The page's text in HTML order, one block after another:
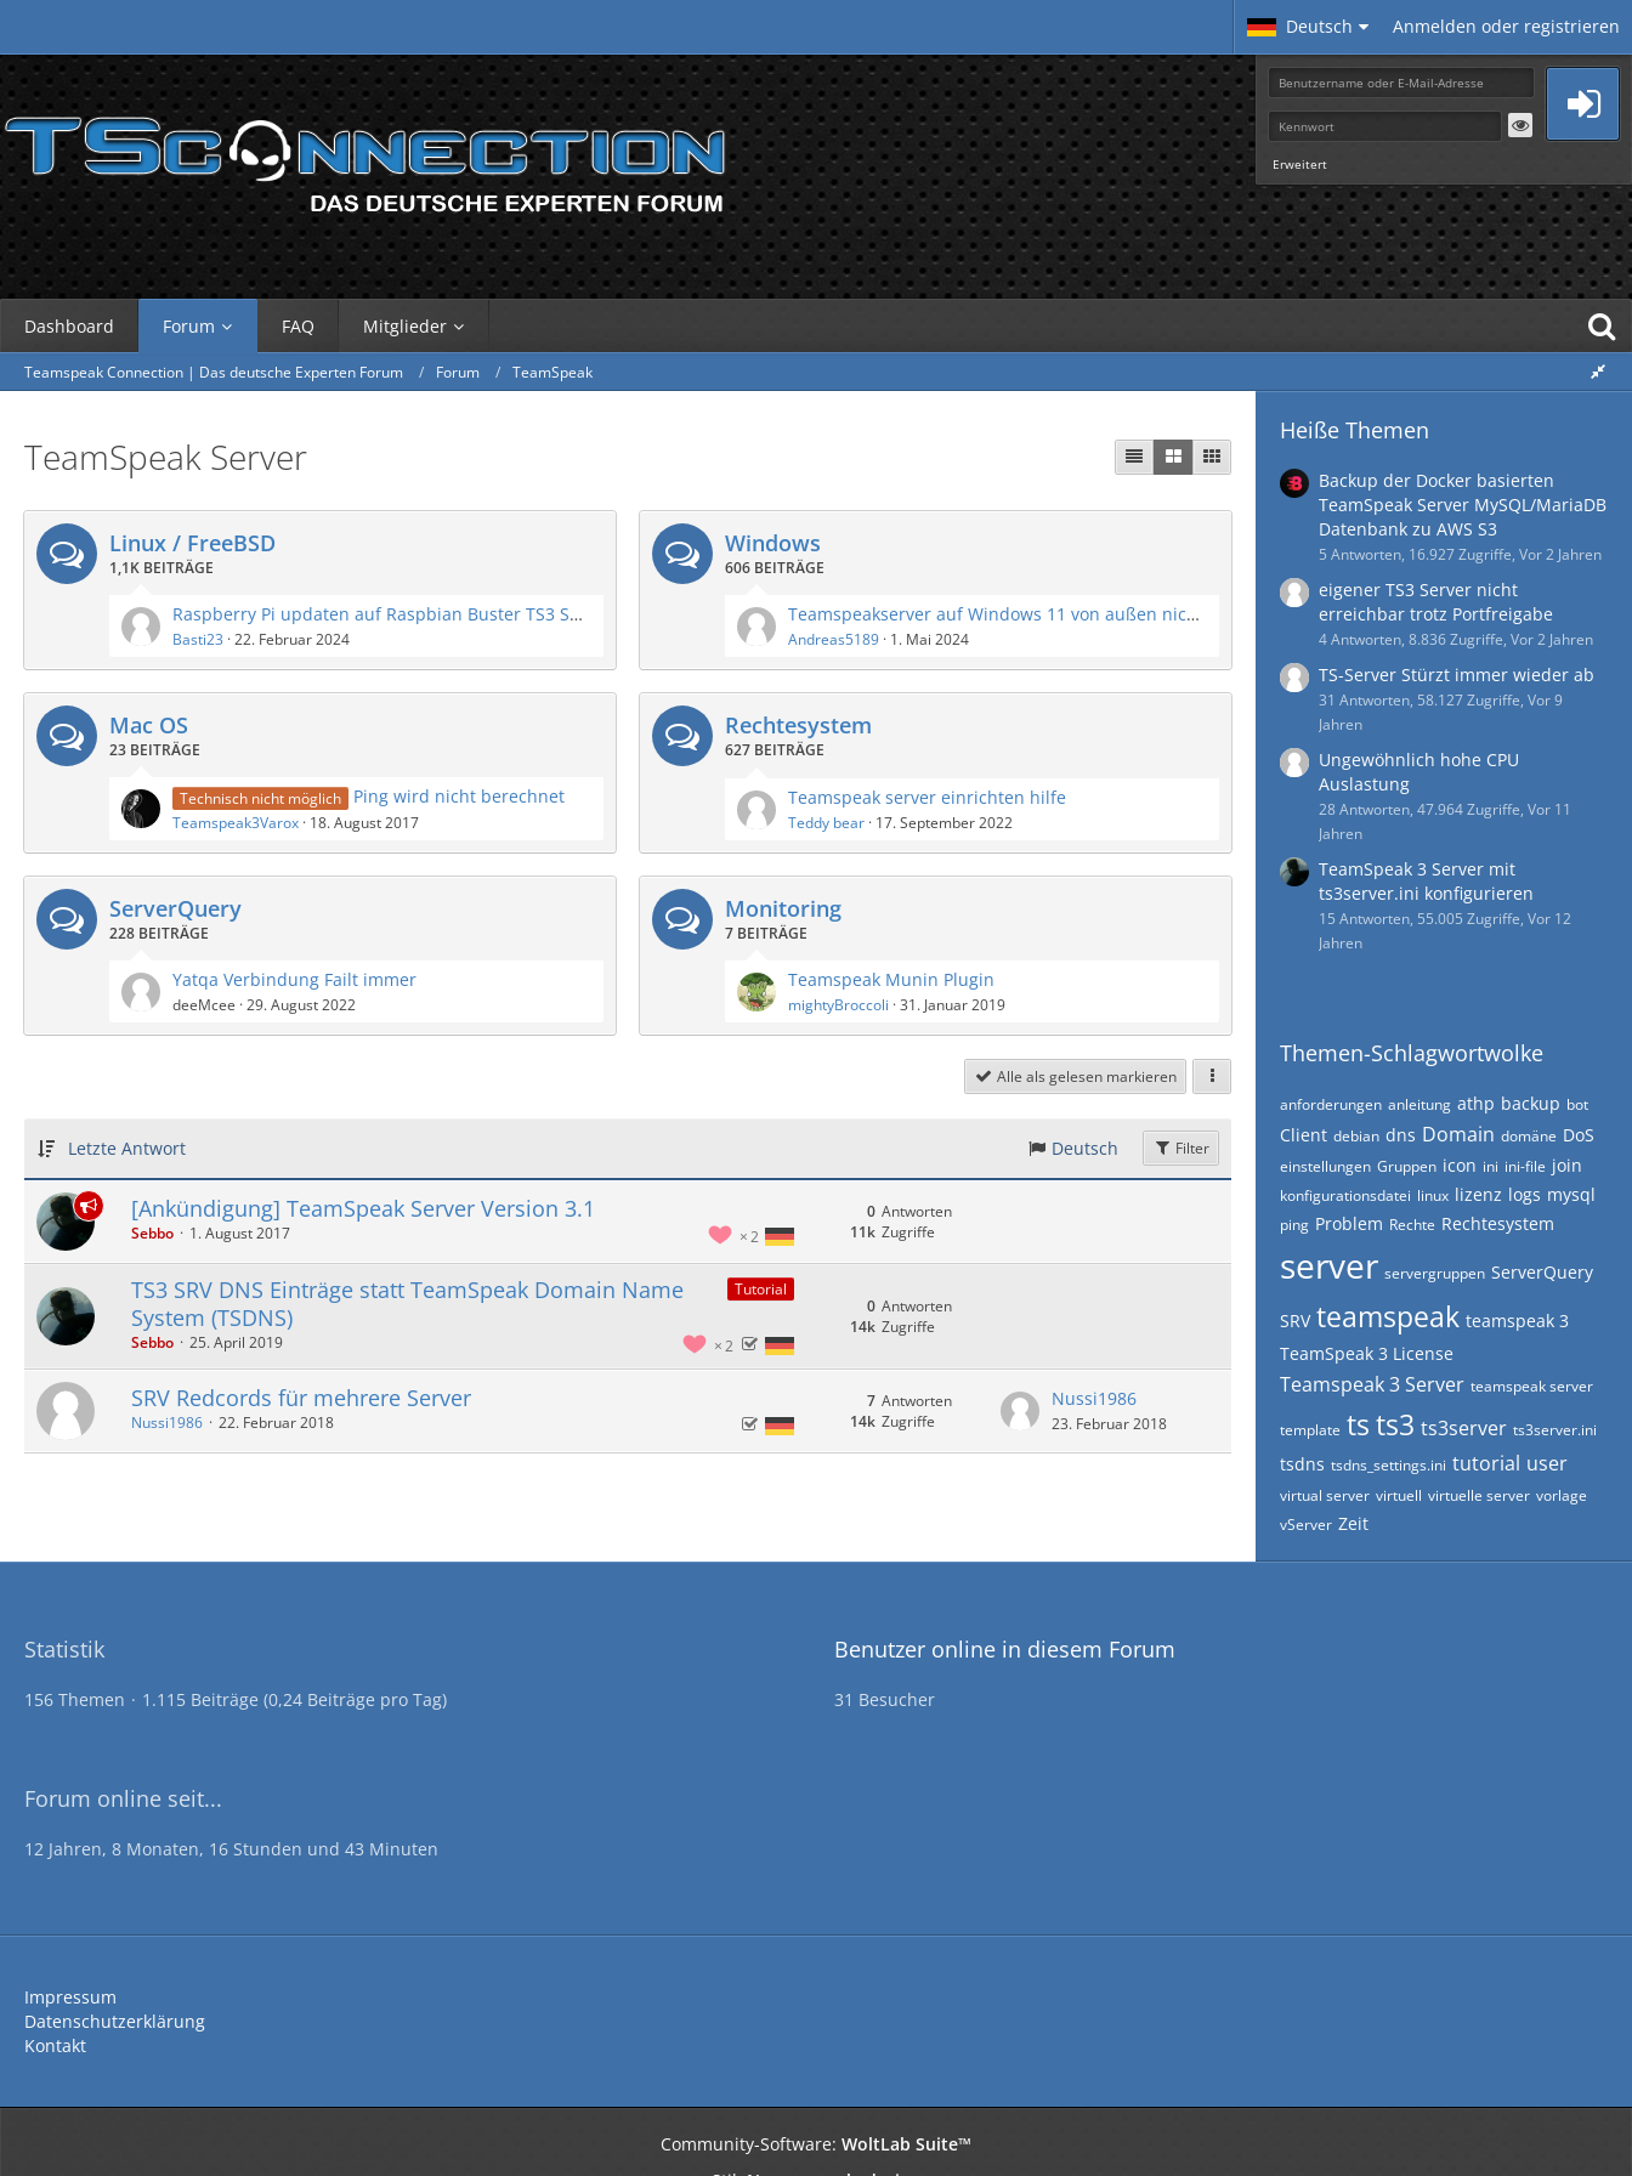
Deutsch Anmelden oder registrieren
Erweitert
Dashboard Forum FAQ Mitglieder
Teamspeak Connection | Das deutsche Experten Forum Forum TeamSpeak
TeamSpeak Server
Linux / FreeBSD
1,1K BEITRÄGE
Raspberry Pi updaten auf Raspbian Buster TS3 Server
Basti23 22. Februar 2024
Windows
606 BEITRÄGE
Teamspeakserver auf Windows 11 von außen nicht erreichbar
Andreas5189 1. Mai 2024
Mac OS
23 BEITRÄGE
Technisch nicht möglich Ping wird nicht berechnet
Teamspeak3Varox 18. August 2017
Rechtesystem
627 BEITRÄGE
Teamspeak server einrichten hilfe
Teddy bear 17. September 2022
ServerQuery
228 BEITRÄGE
Yatqa Verbindung Failt immer
deeMcee 29. August 2022
Monitoring
7 BEITRÄGE
Teamspeak Munin Plugin
mightyBroccoli 31. Januar 2019
Alle als gelesen markieren
Letzte Antwort Deutsch Filter
[Ankündigung] TeamSpeak Server Version 3.1
2
Sebbo 1. August 2017
Antworten
0
Zugriffe
11k
Tutorial
TS3 SRV DNS Einträge statt TeamSpeak Domain Name
System (TSDNS)
2
Sebbo 25. April 2019
Antworten
0
Zugriffe
14k
SRV Redcords für mehrere Server
Nussi1986 22. Februar 2018
Antworten
7
Zugriffe
14k
Nussi1986
23. Februar 2018
Heiße Themen
Backup der Docker basierten
TeamSpeak Server MySQL/MariaDB
Datenbank zu AWS S3
5 Antworten, 16.927 Zugriffe, Vor 2 Jahren
eigener TS3 Server nicht
erreichbar trotz Portfreigabe
4 Antworten, 8.836 Zugriffe, Vor 2 Jahren
TS-Server Stürzt immer wieder ab
31 Antworten, 58.127 Zugriffe, Vor 9
Jahren
Ungewöhnlich hohe CPU
Auslastung
28 Antworten, 47.964 Zugriffe, Vor 11
Jahren
TeamSpeak 3 Server mit
ts3server.ini konfigurieren
15 Antworten, 55.005 Zugriffe, Vor 12
Jahren
Themen-Schlagwortwolke
anforderungen anleitung athp backup bot
Client debian dns Domain domäne DoS
einstellungen Gruppen icon ini ini-file join
konfigurationsdatei linux lizenz logs mysql
ping Problem Rechte Rechtesystem
server servergruppen ServerQuery
SRV teamspeak teamspeak 3
TeamSpeak 3 License
Teamspeak 3 Server teamspeak server
template tsts3 ts3server ts3server.ini
tsdns tsdns_settings.ini tutorial user
virtual server virtuell virtuelle server vorlage
vServer Zeit
Statistik
156 Themen 1.115 Beiträge (0,24 Beiträge pro Tag)
Benutzer online in diesem Forum
31 Besucher
Forum online seit...
12 Jahren, 8 Monaten, 16 Stunden und 43 Minuten
Impressum
Datenschutzerklärung
Kontakt
Community-Software: WoltLab Suite™